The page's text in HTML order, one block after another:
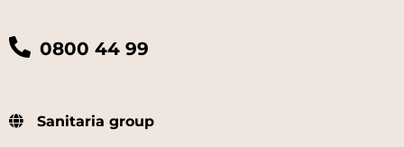
0800 44 99
Sanitaria group